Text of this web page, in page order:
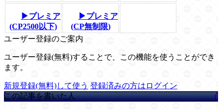
▶プレミア
(CP2500以下)
▶プレミア
(CP無制限)
ユーザー登録のご案内
ユーザー登録(無料)することで、この機能を使うことができ
ます。
新規登録(無料)して使う 登録済みの方はログイン
この記事を書いた人